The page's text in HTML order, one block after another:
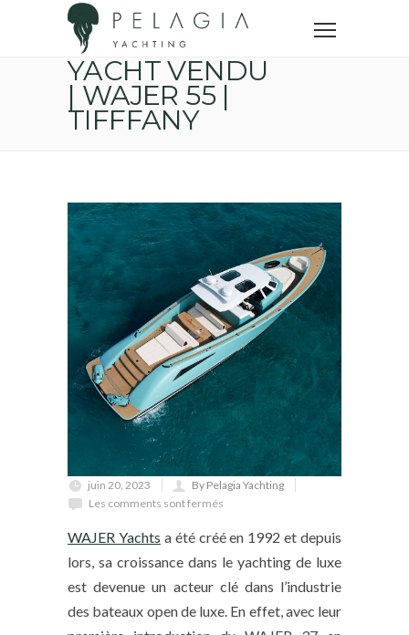
Accueil
Yachts vendus
Yacht vendu | Wajer 55 | TIFFFANY
YACHT VENDU
| WAJER 55 |
TIFFFANY
juin 20, 2023
By Pelagia Yachting
Les comments sont fermés
WAJER Yachts a été créé en 1992 et depuis
lors, sa croissance dans le yachting de luxe
est devenue un acteur clé dans l’industrie
des bateaux open de luxe. En effet, avec leur